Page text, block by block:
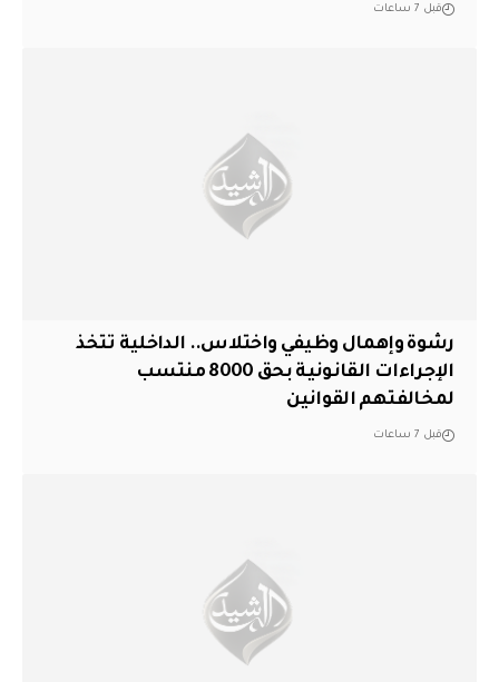
قبل 7 ساعات
رشوة وإهمال وظيفي واختلاس.. الداخلية تتخذ
الإجراءات القانونية بحق 8000 منتسب
لمخالفتهم القوانين
قبل 7 ساعات